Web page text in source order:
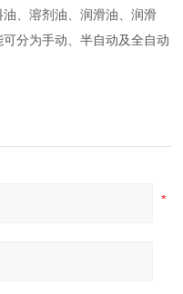
、溶剂油、润滑油、润滑
分为手动、半自动及全自动